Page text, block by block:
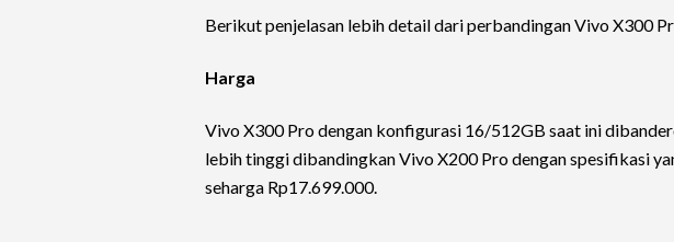
Berikut penjelasan lebih detail dari perbandingan Vivo X300
Harga
Vivo X300 Pro dengan konfigurasi 16/512GB saat ini
lebih tinggi dibandingkan Vivo X200 Pro dengan spesifikasi
seharga Rp17.699.000.